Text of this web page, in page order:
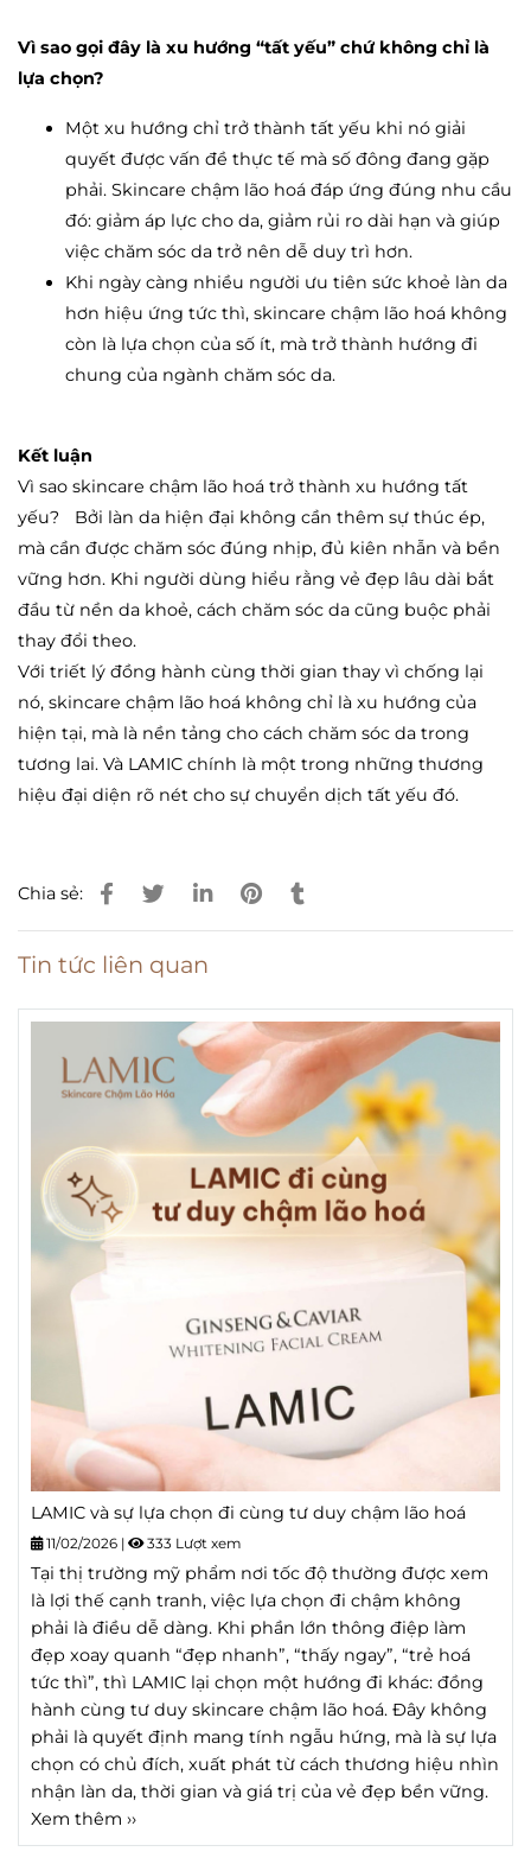
Vì sao gọi đây là xu hướng “tất yếu” chứ không chỉ là
lựa chọn?
Một xu hướng chỉ trở thành tất yếu khi nó giải
quyết được vấn đề thực tế mà số đông đang gặp
phải. Skincare chậm lão hoá đáp ứng đúng nhu cầu
đó: giảm áp lực cho da, giảm rủi ro dài hạn và giúp
việc chăm sóc da trở nên dễ duy trì hơn.
Khi ngày càng nhiều người ưu tiên sức khoẻ làn da
hơn hiệu ứng tức thì, skincare chậm lão hoá không
còn là lựa chọn của số ít, mà trở thành hướng đi
chung của ngành chăm sóc da.
Kết luận
Vì sao skincare chậm lão hoá trở thành xu hướng tất
yếu? Bởi làn da hiện đại không cần thêm sự thúc ép,
mà cần được chăm sóc đúng nhịp, đủ kiên nhẫn và bền
vững hơn. Khi người dùng hiểu rằng vẻ đẹp lâu dài bắt
đầu từ nền da khoẻ, cách chăm sóc da cũng buộc phải
thay đổi theo.
Với triết lý đồng hành cùng thời gian thay vì chống lại
nó, skincare chậm lão hoá không chỉ là xu hướng của
hiện tại, mà là nền tảng cho cách chăm sóc da trong
tương lai. Và LAMIC chính là một trong những thương
hiệu đại diện rõ nét cho sự chuyển dịch tất yếu đó.
Chia sẻ:
Tin tức liên quan
LAMIC và sự lựa chọn đi cùng tư duy chậm lão hoá
11/02/2026 | 333 Lượt xem
Tại thị trường mỹ phẩm nơi tốc độ thường được xem
là lợi thế cạnh tranh, việc lựa chọn đi chậm không
phải là điều dễ dàng. Khi phần lớn thông điệp làm
đẹp xoay quanh “đẹp nhanh”, “thấy ngay”, “trẻ hoá
tức thì”, thì LAMIC lại chọn một hướng đi khác: đồng
hành cùng tư duy skincare chậm lão hoá. Đây không
phải là quyết định mang tính ngẫu hứng, mà là sự lựa
chọn có chủ đích, xuất phát từ cách thương hiệu nhìn
nhận làn da, thời gian và giá trị của vẻ đẹp bền vững.
Xem thêm ››